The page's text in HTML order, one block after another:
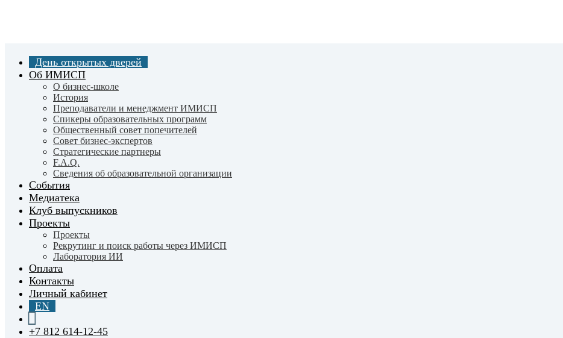
День открытых дверей
Об ИМИСП
О бизнес-школе
История
Преподаватели и менеджмент ИМИСП
Спикеры образовательных программ
Общественный совет попечителей
Совет бизнес-экспертов
Cтратегические партнеры
F.A.Q.
Сведения об образовательной организации
События
Медиатека
Клуб выпускников
Проекты
Проекты
Рекрутинг и поиск работы через ИМИСП
Лаборатория ИИ
Оплата
Контакты
Личный кабинет
EN
+7 812 614-12-45